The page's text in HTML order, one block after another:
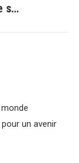
s…
un avenir